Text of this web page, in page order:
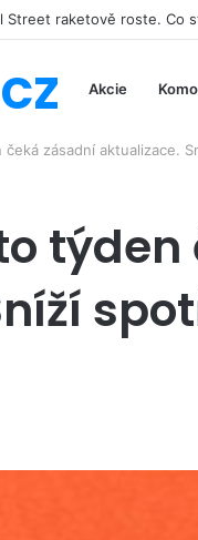
luxusních hotelů se
Akcie
zásadní aktualizace.